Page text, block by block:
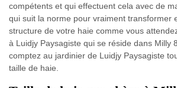
compétents et qui effectuent cela avec de
qui suit la norme pour vraiment transformer
structure de votre haie comme vous
à Luidjy Paysagiste qui se réside dans Milly
comptez au jardinier de Luidjy Paysagiste
taille de haie.